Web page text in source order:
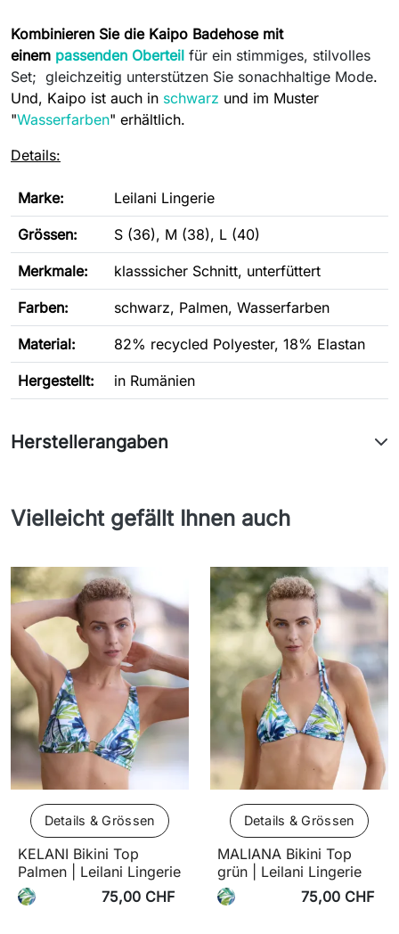
Kombinieren Sie die Kaipo Badehose mit
einem passenden Oberteil für ein stimmiges, stilvolles
Set; gleichzeitig unterstützen Sie sonachhaltige Mode.
Und, Kaipo ist auch in schwarz und im Muster
"Wasserfarben" erhältlich.
Details:
Marke: Leilani Lingerie
Grössen: S (36), M (38), L (40)
Merkmale: klasssicher Schnitt, unterfüttert
Farben: schwarz, Palmen, Wasserfarben
Material: 82% recycled Polyester, 18% Elastan
Hergestellt: in Rumänien
Herstellerangaben
Vielleicht gefällt Ihnen auch
Details & Grössen
KELANI Bikini Top
Palmen | Leilani Lingerie
75,00 CHF
Details & Grössen
MALIANA Bikini Top
grün | Leilani Lingerie
75,00 CHF